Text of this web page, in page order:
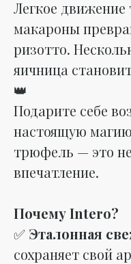
Легкое
макароны
ризотто.
яичница
👑
Подарите себе
настоящую магию
трюфель — это
впечатление.
Почему Intero?
✅ Эталонная
сохраняет свой